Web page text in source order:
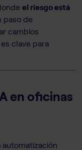
el riesgo está
paso de
cambios
clave para
en oficinas